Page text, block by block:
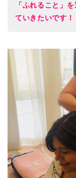
「ふれること」
ていきたいです！